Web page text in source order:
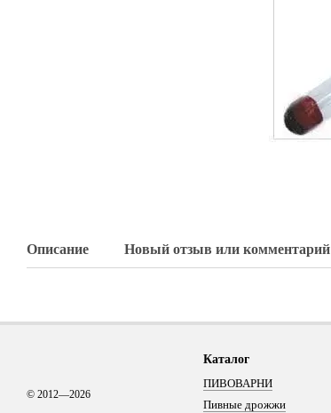
Описание Новый отзыв или комментарий
© 2012—2026
Каталог
ПИВОВАРНИ
Пивные дрожжи